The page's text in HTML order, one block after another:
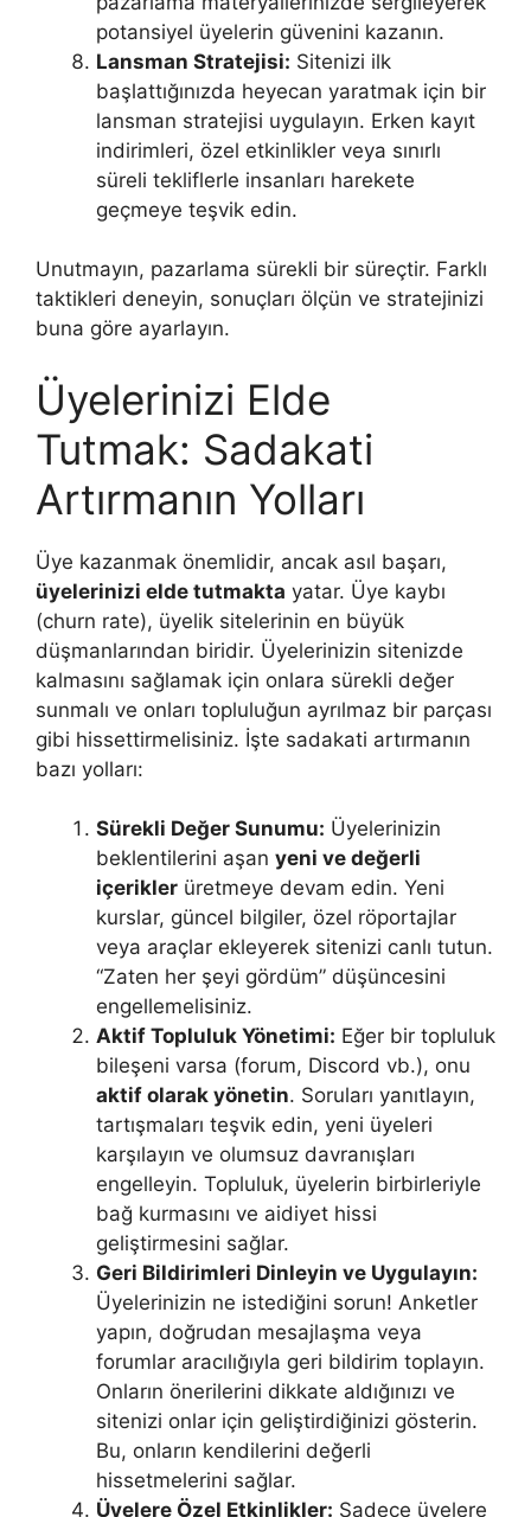
potansiyel üyelerin güvenini kazanın.
Lansman Stratejisi: Sitenizi ilk
başlattığınızda heyecan yaratmak için bir
lansman stratejisi uygulayın. Erken kayıt
indirimleri, özel etkinlikler veya sınırlı
süreli tekliflerle insanları harekete
geçmeye teşvik edin.
Unutmayın, pazarlama sürekli bir süreçtir. Farklı
taktikleri deneyin, sonuçları ölçün ve stratejinizi
buna göre ayarlayın.
Üyelerinizi Elde
Tutmak: Sadakati
Artırmanın Yolları
Üye kazanmak önemlidir, ancak asıl başarı,
üyelerinizi elde tutmakta yatar. Üye kaybı
(churn rate), üyelik sitelerinin en büyük
düşmanlarından biridir. Üyelerinizin sitenizde
kalmasını sağlamak için onlara sürekli değer
sunmalı ve onları topluluğun ayrılmaz bir parçası
gibi hissettirmelisiniz. İşte sadakati artırmanın
bazı yolları:
Sürekli Değer Sunumu: Üyelerinizin
beklentilerini aşan yeni ve değerli
içerikler üretmeye devam edin. Yeni
kurslar, güncel bilgiler, özel röportajlar
veya araçlar ekleyerek sitenizi canlı tutun.
“Zaten her şeyi gördüm” düşüncesini
engellemelisiniz.
Aktif Topluluk Yönetimi: Eğer bir topluluk
bileşeni varsa (forum, Discord vb.), onu
aktif olarak yönetin. Soruları yanıtlayın,
tartışmaları teşvik edin, yeni üyeleri
karşılayın ve olumsuz davranışları
engelleyin. Topluluk, üyelerin birbirleriyle
bağ kurmasını ve aidiyet hissi
geliştirmesini sağlar.
Geri Bildirimleri Dinleyin ve Uygulayın:
Üyelerinizin ne istediğini sorun! Anketler
yapın, doğrudan mesajlaşma veya
forumlar aracılığıyla geri bildirim toplayın.
Onların önerilerini dikkate aldığınızı ve
sitenizi onlar için geliştirdiğinizi gösterin.
Bu, onların kendilerini değerli
hissetmelerini sağlar.
Üyelere Özel Etkinlikler: Sadece üyelere